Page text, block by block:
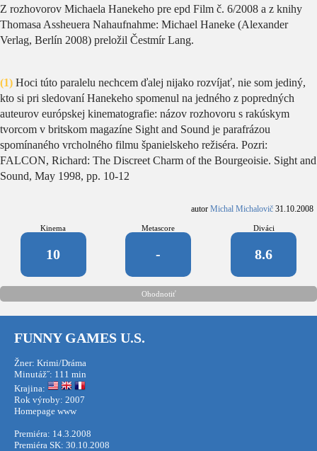
Z rozhovorov Michaela Hanekeho pre epd Film č. 6/2008 a z knihy
Thomasa Assheuera Nahaufnahme: Michael Haneke (Alexander
Verlag, Berlín 2008) preložil Čestmír Lang.
(1) Hoci túto paralelu nechcem ďalej nijako rozvíjať, nie som jediný,
kto si pri sledovaní Hanekeho spomenul na jedného z popredných
auteurov európskej kinematografie: názov rozhovoru s rakúskym
tvorcom v britskom magazíne Sight and Sound je parafrázou
spomínaného vrcholného filmu španielskeho režiséra. Pozri:
FALCON, Richard: The Discreet Charm of the Bourgeoisie. Sight and
Sound, May 1998, pp. 10-12
autor Michal Michalovič 31.10.2008
Kinema
10
Metascore
-
Diváci
8.6
Ohodnotiť
FUNNY GAMES U.S.
Žner: Krimi/Dráma
Minutáž˝: 111 min
Krajina:
Rok výroby: 2007
Homepage www
Premiéra: 14.3.2008
Premiéra SK: 30.10.2008